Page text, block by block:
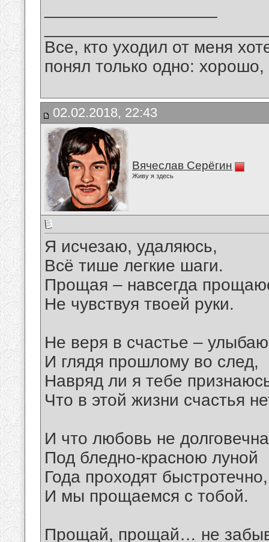
Все, кто уходил от меня
понял только одно:
02.02.2018, 22:43
Вячеслав Серёгин
Живу я здесь
Я исчезаю, удаляюсь,
Всё тише легкие шаги.
Прощая – навсегда
Не чувствуя твоей руки.
Не веря в счастье –
И глядя прошлому во след,
Навряд ли я тебе
Что в этой жизни счастья
И что любовь не
Под бледно-красною луной
Года проходят быстротечно,
И мы прощаемся с тобой.
Прощай, прощай… не